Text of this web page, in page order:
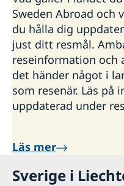
Sweden Abroad och
du hålla dig
just ditt resmål.
reseinformation och
det händer något i
som resenär. Läs på
uppdaterad under
Läs mer
Sverige i